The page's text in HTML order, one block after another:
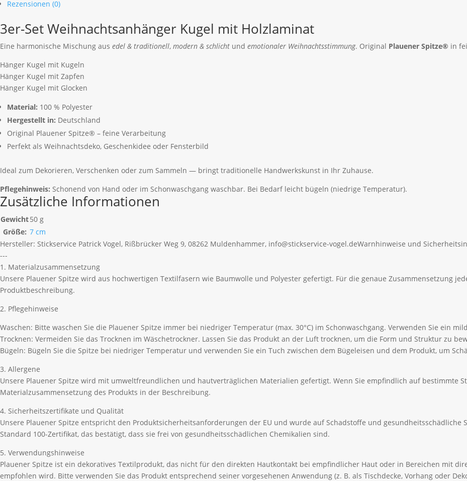
Zapfen
Menge
Rezensionen (0)
3er-Set Weihnachtsanhänger Kugel mit Holzlaminat
Eine harmonische Mischung aus edel & traditionell, modern & schlicht und emotionaler Weihnachtsstimmung. Original Plauener Spitze® in
Hänger Kugel mit Kugeln
Hänger Kugel mit Zapfen
Hänger Kugel mit Glocken
Material: 100 % Polyester
Hergestellt in: Deutschland
Original Plauener Spitze® – feine Verarbeitung
Perfekt als Weihnachtsdeko, Geschenkidee oder Fensterbild
Ideal zum Dekorieren, Verschenken oder zum Sammeln — bringt traditionelle Handwerkskunst in Ihr Zuhause.
Pflegehinweis: Schonend von Hand oder im Schonwaschgang waschbar. Bei Bedarf leicht bügeln (niedrige Temperatur).
Zusätzliche Informationen
Gewicht50 g
Größe: 7 cm
Hersteller: Stickservice Patrick Vogel, Rißbrücker Weg 9, 08262 Muldenhammer, info@stickservice-vogel.deWarnhinweise und
---
1. Materialzusammensetzung
Unsere Plauener Spitze wird aus hochwertigen Textilfasern wie Baumwolle und Polyester gefertigt. Für die genaue Zusammensetzung
Produktbeschreibung.
2. Pflegehinweise
Waschen: Bitte waschen Sie die Plauener Spitze immer bei niedriger Temperatur (max. 30°C) im Schonwaschgang. Verwenden Sie ein
Trocknen: Vermeiden Sie das Trocknen im Wäschetrockner. Lassen Sie das Produkt an der Luft trocknen, um die Form und Struktur zu
Bügeln: Bügeln Sie die Spitze bei niedriger Temperatur und verwenden Sie ein Tuch zwischen dem Bügeleisen und dem Produkt, um
3. Allergene
Unsere Plauener Spitze wird mit umweltfreundlichen und hautverträglichen Materialien gefertigt. Wenn Sie empfindlich auf bestimmte
Materialzusammensetzung des Produkts in der Beschreibung.
4. Sicherheitszertifikate und Qualität
Unsere Plauener Spitze entspricht den Produktsicherheitsanforderungen der EU und wurde auf Schadstoffe und gesundheitsschädliche
Standard 100-Zertifikat, das bestätigt, dass sie frei von gesundheitsschädlichen Chemikalien sind.
5. Verwendungshinweise
Plauener Spitze ist ein dekoratives Textilprodukt, das nicht für den direkten Hautkontakt bei empfindlicher Haut oder in Bereichen mit
empfohlen wird. Bitte verwenden Sie das Produkt entsprechend seiner vorgesehenen Anwendung (z. B. als Tischdecke, Vorhang oder